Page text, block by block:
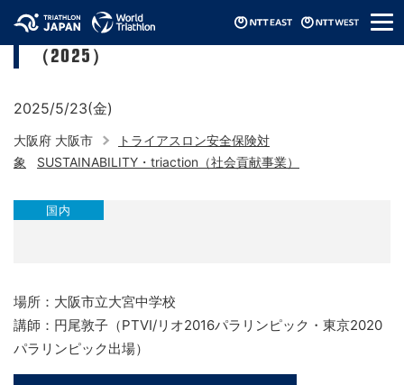
メ
ニ
大阪城トライアスロン 付帯 学校訪問
（2025）
2025/5/23(金)
大阪府 大阪市
トライアスロン安全保険対
象
SUSTAINABILITY・triaction（社会貢献事業）
国内
場所：大阪市立大宮中学校
講師：円尾敦子（PTVI/リオ2016パラリンピック・東京2020
パラリンピック出場）